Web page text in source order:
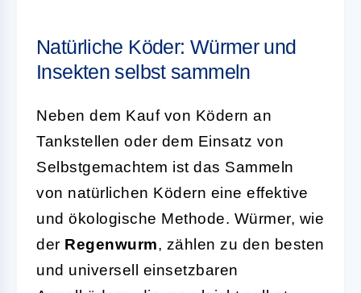
Natürliche Köder: Würmer und
Insekten selbst sammeln
Neben dem Kauf von Ködern an
Tankstellen oder dem Einsatz von
Selbstgemachtem ist das Sammeln
von natürlichen Ködern eine effektive
und ökologische Methode. Würmer, wie
der Regenwurm, zählen zu den besten
und universell einsetzbaren